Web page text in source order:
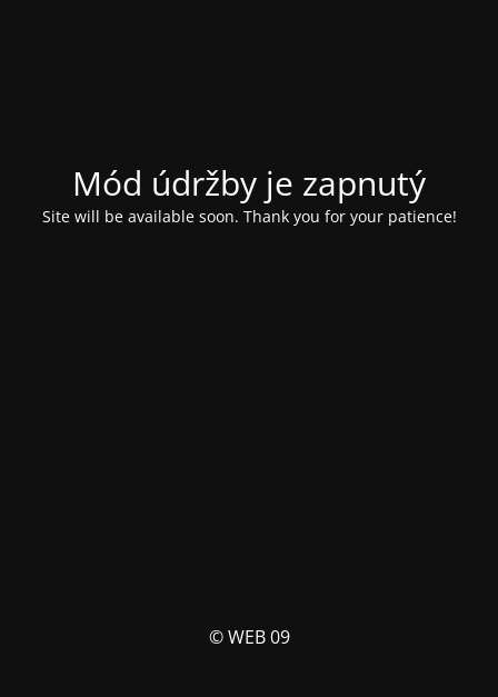
Mód údržby je zapnutý
Site will be available soon. Thank you for your patience!
© WEB 09